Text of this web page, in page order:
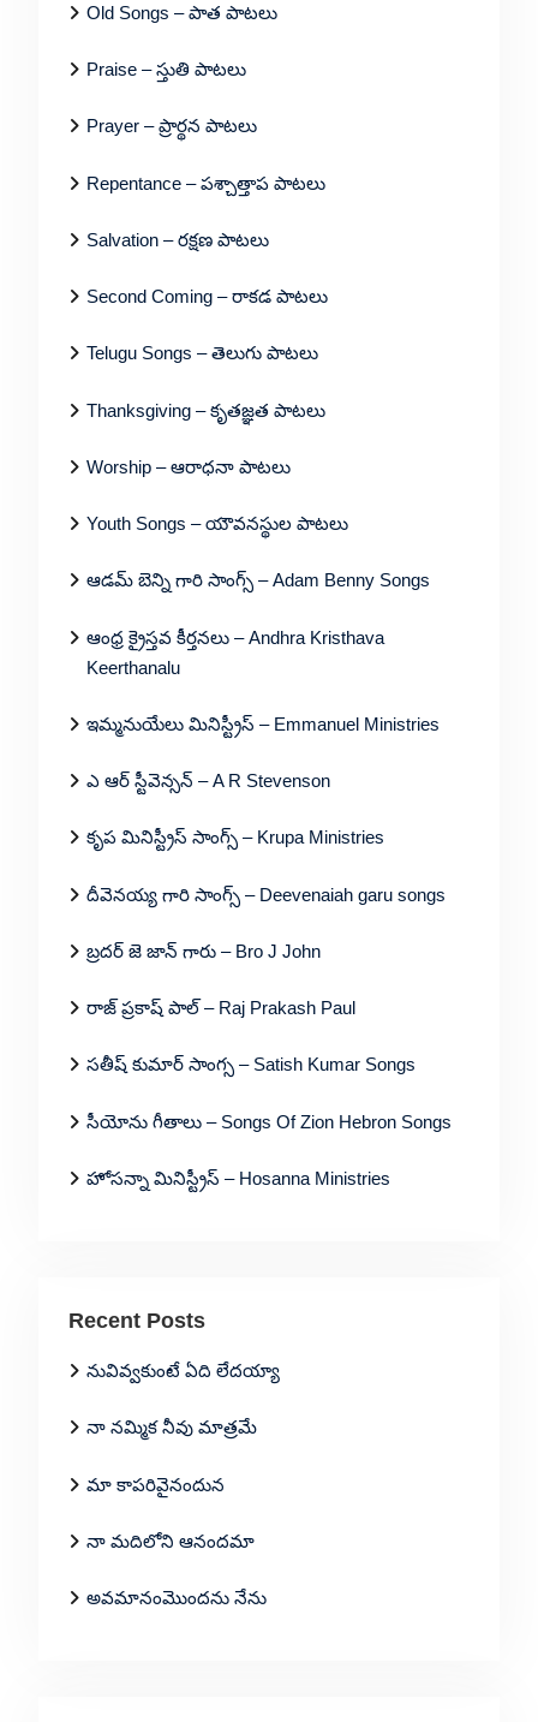
Old Songs – పాత పాటలు
Praise – స్తుతి పాటలు
Prayer – ప్రార్థన పాటలు
Repentance – పశ్చాత్తాప పాటలు
Salvation – రక్షణ పాటలు
Second Coming – రాకడ పాటలు
Telugu Songs – తెలుగు పాటలు
Thanksgiving – కృతజ్ఞత పాటలు
Worship – ఆరాధనా పాటలు
Youth Songs – యౌవనస్థుల పాటలు
ఆడమ్ బెన్ని గారి సాంగ్స్ – Adam Benny Songs
ఆంధ్ర క్రైస్తవ కీర్తనలు – Andhra Kristhava
Keerthanalu
ఇమ్మనుయేలు మినిస్ట్రీస్ – Emmanuel Ministries
ఎ ఆర్ స్టీవెన్సన్ – A R Stevenson
కృప మినిస్ట్రీస్ సాంగ్స్ – Krupa Ministries
దీవెనయ్య గారి సాంగ్స్ – Deevenaiah garu songs
బ్రదర్ జె జాన్ గారు – Bro J John
రాజ్ ప్రకాష్ పాల్ – Raj Prakash Paul
సతీష్ కుమార్ సాంగ్స – Satish Kumar Songs
సీయోను గీతాలు – Songs Of Zion Hebron Songs
హోసన్నా మినిస్ట్రీస్ – Hosanna Ministries
Recent Posts
నువివ్వకుంటే ఏది లేదయ్యా
నా నమ్మిక నీవు మాత్రమే
మా కాపరివైనందున
నా మదిలోని ఆనందమా
అవమానంమొందను నేను